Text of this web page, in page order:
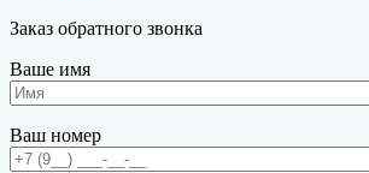
Заказ обратного звонка
Ваше имя
Ваш номер